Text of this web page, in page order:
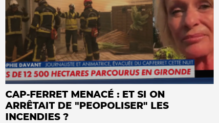
CAP-FERRET MENACÉ : ET SI ON
ARRÊTAIT DE "PEOPOLISER" LES
INCENDIES ?